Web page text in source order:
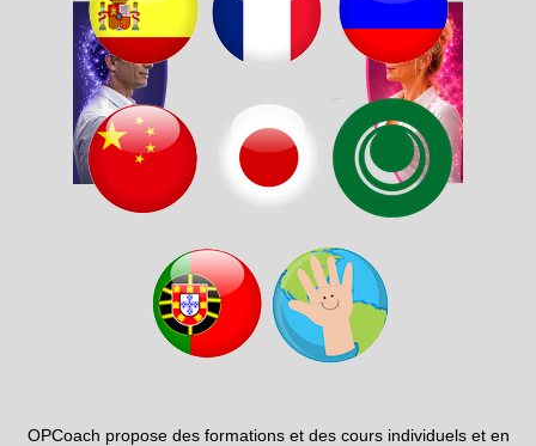
OPCoach propose des formations et des cours individuels et en